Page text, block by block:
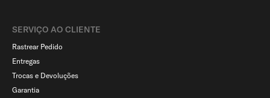
SERVIÇO AO CLIENTE​
Rastrear Pedido
Entregas
Trocas e Devoluções
Garantia